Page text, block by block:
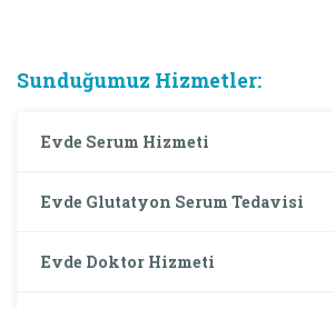
Sunduğumuz Hizmetler:
Evde Serum Hizmeti
Evde Glutatyon Serum Tedavisi
Evde Doktor Hizmeti